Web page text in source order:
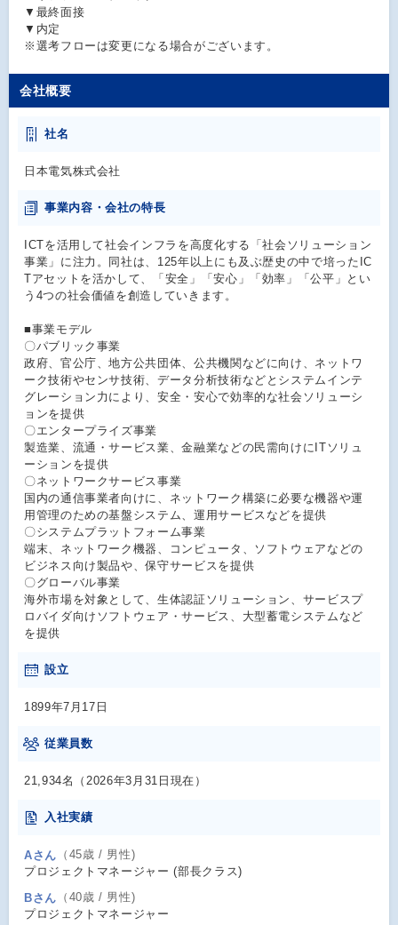
▼最終面接
▼内定
※選考フローは変更になる場合がございます。
会社概要
社名
日本電気株式会社
事業内容・会社の特長
ICTを活用して社会インフラを高度化する「社会ソリューション
事業」に注力。同社は、125年以上にも及ぶ歴史の中で培ったIC
Tアセットを活かして、「安全」「安心」「効率」「公平」とい
う4つの社会価値を創造していきます。
■事業モデル
〇パブリック事業
政府、官公庁、地方公共団体、公共機関などに向け、ネットワ
ーク技術やセンサ技術、データ分析技術などとシステムインテ
グレーション力により、安全・安心で効率的な社会ソリューシ
ョンを提供
〇エンタープライズ事業
製造業、流通・サービス業、金融業などの民需向けにITソリュ
ーションを提供
〇ネットワークサービス事業
国内の通信事業者向けに、ネットワーク構築に必要な機器や運
用管理のための基盤システム、運用サービスなどを提供
〇システムプラットフォーム事業
端末、ネットワーク機器、コンピュータ、ソフトウェアなどの
ビジネス向け製品や、保守サービスを提供
〇グローバル事業
海外市場を対象として、生体認証ソリューション、サービスプ
ロバイダ向けソフトウェア・サービス、大型蓄電システムなど
を提供
設立
1899年7月17日
従業員数
21,934名（2026年3月31日現在）
入社実績
Aさん （45歳 / 男性)
プロジェクトマネージャー (部長クラス)
Bさん （40歳 / 男性)
プロジェクトマネージャー